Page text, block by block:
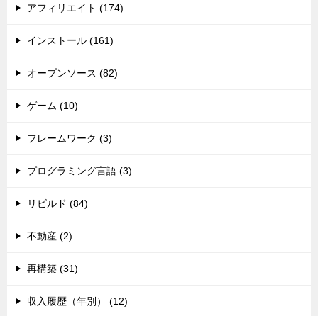
アフィリエイト (174)
インストール (161)
オープンソース (82)
ゲーム (10)
フレームワーク (3)
プログラミング言語 (3)
リビルド (84)
不動産 (2)
再構築 (31)
収入履歴（年別） (12)